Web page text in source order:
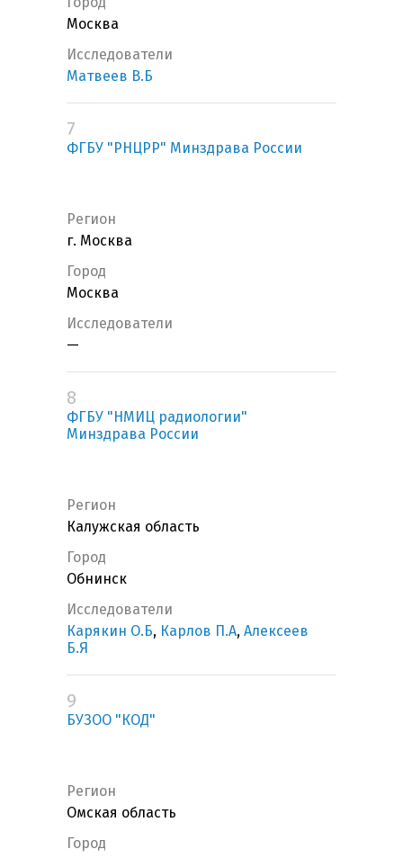
Москва
Исследователи
Матвеев В.Б
7
ФГБУ "РНЦРР" Минздрава России
Регион
г. Москва
Город
Москва
Исследователи
—
8
ФГБУ "НМИЦ радиологии"
Минздрава России
Регион
Калужская область
Город
Обнинск
Исследователи
Карякин О.Б, Карлов П.А, Алексеев
Б.Я
9
БУЗОО "КОД"
Регион
Омская область
Город